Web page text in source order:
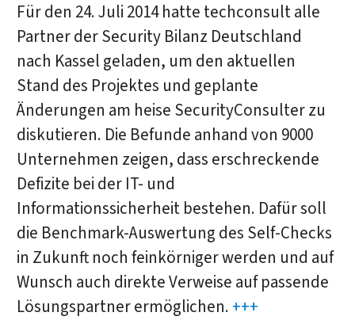
Für den 24. Juli 2014 hatte techconsult alle
Partner der Security Bilanz Deutschland
nach Kassel geladen, um den aktuellen
Stand des Projektes und geplante
Änderungen am heise SecurityConsulter zu
diskutieren. Die Befunde anhand von 9000
Unternehmen zeigen, dass erschreckende
Defizite bei der IT- und
Informationssicherheit bestehen. Dafür soll
die Benchmark-Auswertung des Self-Checks
in Zukunft noch feinkörniger werden und auf
Wunsch auch direkte Verweise auf passende
Lösungspartner ermöglichen. +++